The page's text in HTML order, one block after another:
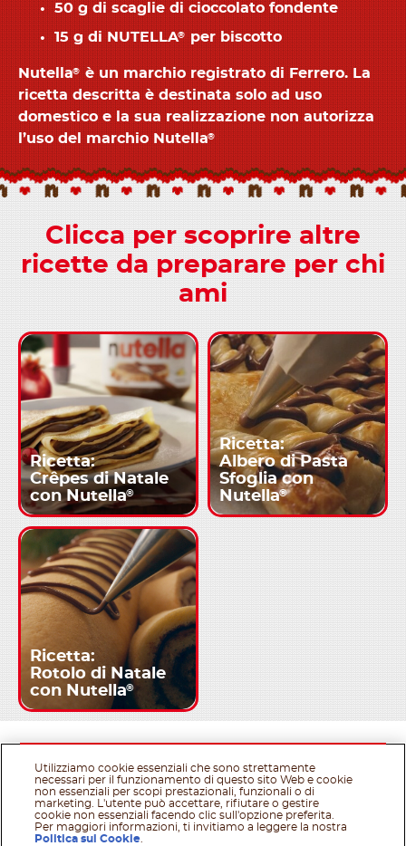
50 g di scaglie di cioccolato fondente
15 g di NUTELLA® per biscotto
Nutella® è un marchio registrato di Ferrero. La
ricetta descritta è destinata solo ad uso
domestico e la sua realizzazione non autorizza
l’uso del marchio Nutella®
Clicca per scoprire altre
ricette da preparare per chi
ami
Ricetta:
Crêpes di Natale
con Nutella®
Ricetta:
Albero di Pasta
Sfoglia con
Nutella®
Ricetta:
Rotolo di Natale
con Nutella®
Utilizziamo cookie essenziali che sono strettamente
necessari per il funzionamento di questo sito Web e cookie
non essenziali per scopi prestazionali, funzionali o di
marketing. L'utente può accettare, rifiutare o gestire
cookie non essenziali facendo clic sull'opzione preferita.
Per maggiori informazioni, ti invitiamo a leggere la nostra
Politica sui Cookie